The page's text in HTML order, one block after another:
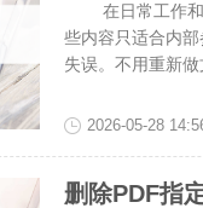
在日常工作和学
些内容只适合内
失误。不用重新
三种不错的PDF
2026-05-28
删除PDF指